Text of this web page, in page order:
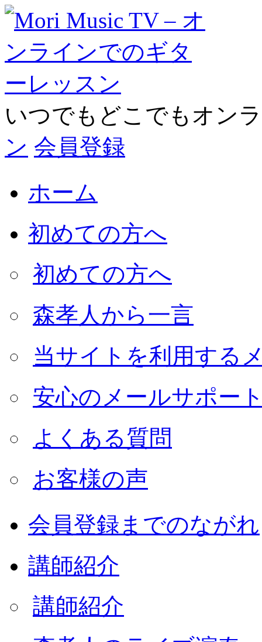
いつでもどこでもオン
ン 会員登録
ホーム
初めての方へ
初めての方へ
森孝人から一言
当サイトを利用する
安心のメールサポー
よくある質問
お客様の声
会員登録までのながれ
講師紹介
講師紹介